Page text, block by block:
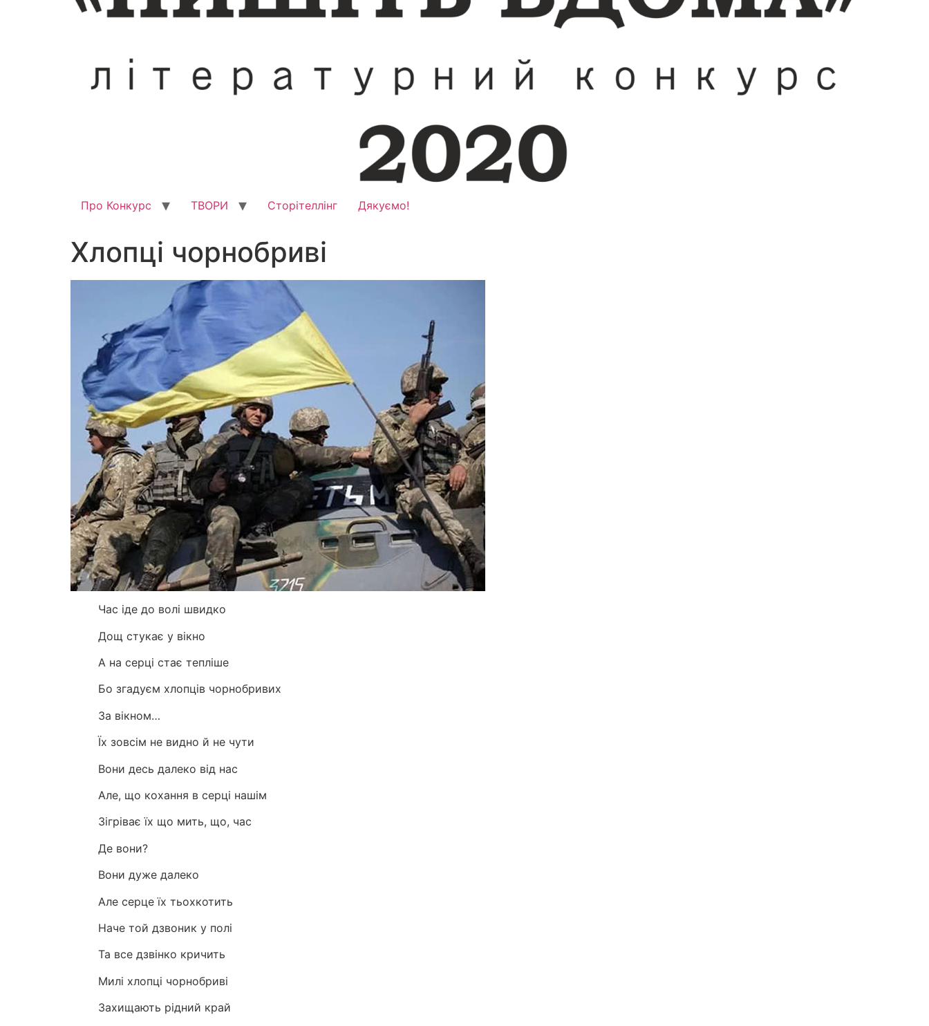
Про Конкурс ТВОРИ Сторітеллінг Дякуємо!
Хлопці чорнобриві
Час іде до волі швидко
Дощ стукає у вікно
А на серці стає тепліше
Бо згадуєм хлопців чорнобривих
За вікном…
Їх зовсім не видно й не чути
Вони десь далеко від нас
Але, що кохання в серці нашім
Зігріває їх що мить, що, час
Де вони?
Вони дуже далеко
Але серце їх тьохкотить
Наче той дзвоник у полі
Та все дзвінко кричить
Милі хлопці чорнобриві
Захищають рідний край